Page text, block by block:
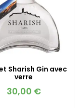
Sharish Gin avec
verre
30,00 €